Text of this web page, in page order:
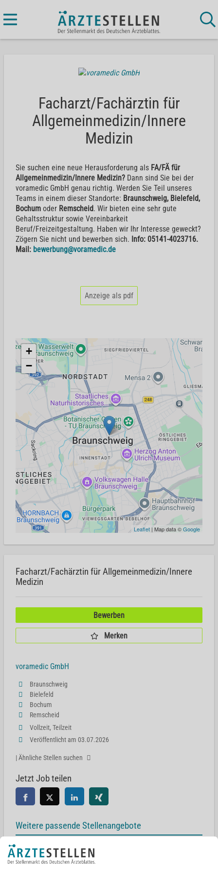
Facharzt/Fachärztin für
Allgemeinmedizin/Innere
Medizin
Sie suchen eine neue Herausforderung als FA/FÄ für
Allgemeinmedizin/Innere Medizin? Dann sind Sie bei der
voramedic GmbH genau richtig. Werden Sie Teil unseres
Teams in einem dieser Standorte: Braunschweig, Bielefeld,
Bochum oder Remscheid. Wir bieten eine sehr gute
Gehaltsstruktur sowie Vereinbarkeit
Beruf/Freizeitgestaltung. Haben wir Ihr Interesse geweckt?
Zögern Sie nicht und bewerben sich. Info: 05141-4023716.
Mail: bewerbung@voramedic.de
Anzeige als pdf
+
−
Leaflet | Map data ©Google
Facharzt/Fachärztin für Allgemeinmedizin/Innere
Medizin
Bewerben
Merken
voramedic GmbH
Braunschweig
Bielefeld
Bochum
Remscheid
Vollzeit, Teilzeit
Veröffentlicht am 03.07.2026
| Ähnliche Stellen suchen
Jetzt Job teilen
Weitere passende Stellenangebote
Facharzt/Fachärztin für Allgemeinmedizin/Innere Medizin
Braunschweig